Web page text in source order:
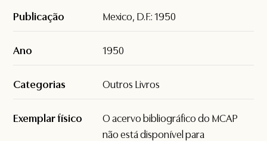
Publicação Mexico, D.F.: 1950
Ano 1950
Categorias Outros Livros
Exemplar físico
O acervo bibliográfico do MCAP
não está disponível para